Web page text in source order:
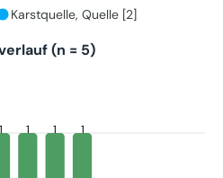
Karstquelle, Quelle [2]
(n = 5)
1 1 1 1